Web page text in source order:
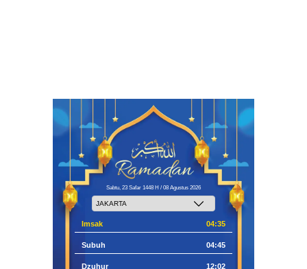
Sabtu, 23 Safar 1448 H / 08 Agustus 2026
Imsak 04:35
Subuh 04:45
Dzuhur 12:02